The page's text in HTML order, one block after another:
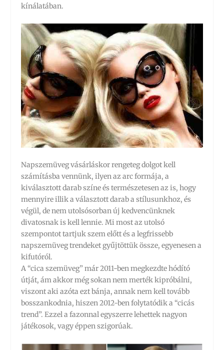
kínálatában.
Napszemüveg vásárláskor rengeteg dolgot kell
számításba vennünk, ilyen az arc formája, a
kiválasztott darab színe és természetesen az is, hogy
mennyire illik a választott darab a stílusunkhoz, és
végül, de nem utolsósorban új kedvencünknek
divatosnak is kell lennie. Mi most az utolsó
szempontot tartjuk szem előtt és a legfrissebb
napszemüveg trendeket gyűjtöttük össze, egyenesen a
kifutóról.
A “cica szemüveg” már 2011-ben megkezdte hódító
útját, ám akkor még sokan nem merték kipróbálni,
viszont aki azóta ezt bánja, annak nem kell tovább
bosszankodnia, hiszen 2012-ben folytatódik a “cicás
trend”. Ezzel a fazonnal egyszerre lehettek nagyon
játékosok, vagy éppen szigorúak.